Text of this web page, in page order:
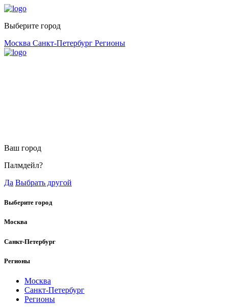
Выберите город
Москва Санкт-Петербург Регионы
Ваш город
Палмдейл?
Да Выбрать другой
Выберите город
Москва
Санкт-Петербург
Регионы
Москва
Санкт-Петербург
Регионы